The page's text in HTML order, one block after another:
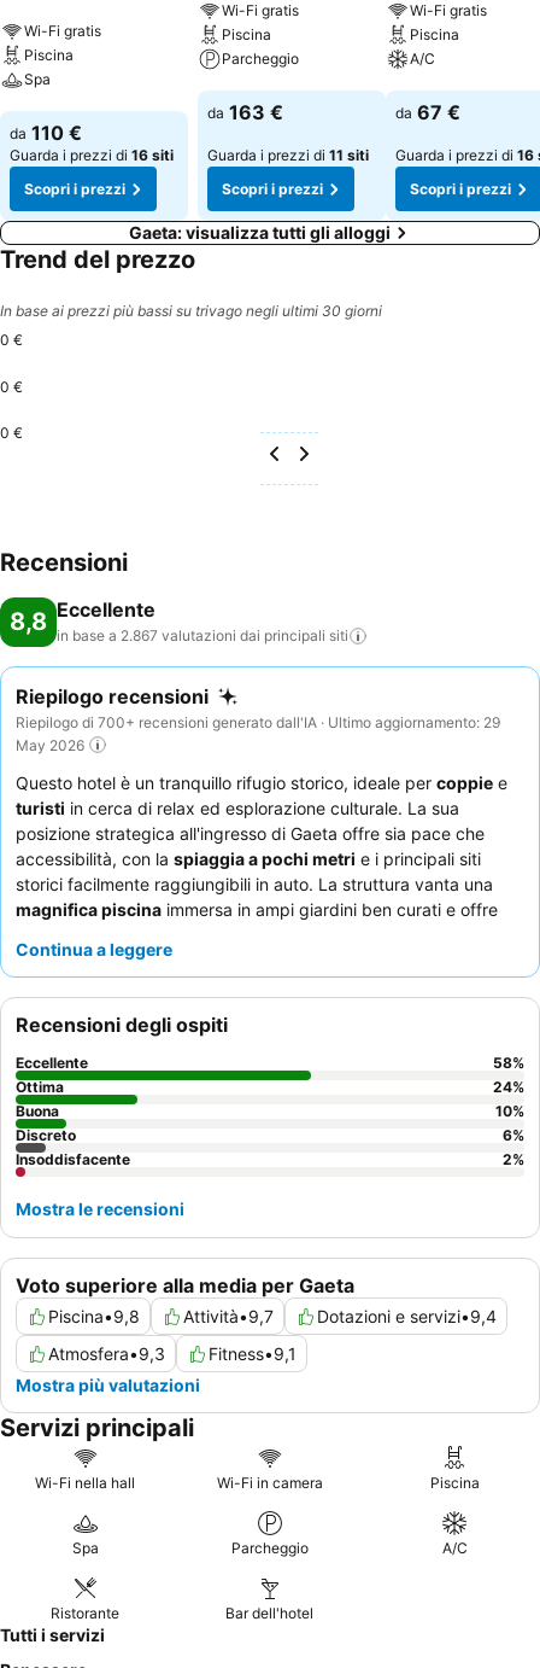
Wi-Fi gratis
Piscina
Spa
Scopri i prezzi
da 110 €
Guarda i prezzi di 16 siti
Scopri i prezzi
Wi-Fi gratis
Piscina
Parcheggio
Scopri i prezzi
da 163 €
Guarda i prezzi di 11 siti
Scopri i prezzi
Wi-Fi gratis
Piscina
A/C
Scopri i prezzi
da 67 €
Guarda i prezzi di 16
Scopri i prezzi
Gaeta: visualizza tutti gli alloggi
Trend del prezzo
In base ai prezzi più bassi su trivago negli ultimi 30 giorni
0 €
0 €
0 €
Recensioni
8,8 Eccellente
in base a 2.867 valutazioni dai principali siti
Riepilogo recensioni
Riepilogo di 700+ recensioni generato dall'IA · Ultimo aggiornamento: 29
May 2026
Questo hotel è un tranquillo rifugio storico, ideale per coppie e
turisti in cerca di relax ed esplorazione culturale. La sua
posizione strategica all'ingresso di Gaeta offre sia pace che
accessibilità, con la spiaggia a pochi metri e i principali siti
storici facilmente raggiungibili in auto. La struttura vanta una
magnifica piscina immersa in ampi giardini ben curati e offre
personale professionale e ospitale
serena, considerate di richiedere una camera con vista sul
giardino per un soggiorno più tranquillo.
Continua a leggere
Voto superiore alla media per Gaeta
Piscina•9,8 Attività•9,7 Dotazioni e servizi•9,4
Atmosfera•9,3 Fitness•9,1
Mostra più valutazioni
Recensioni degli ospiti
Eccellente 58%
Ottima
24%
Buona
10%
Discreto
6%
Insoddisfacente
2%
Mostra le recensioni
Servizi principali
Wi-Fi nella hall Wi-Fi in camera Piscina
Spa Parcheggio A/C
Ristorante Bar dell'hotel
Tutti i servizi